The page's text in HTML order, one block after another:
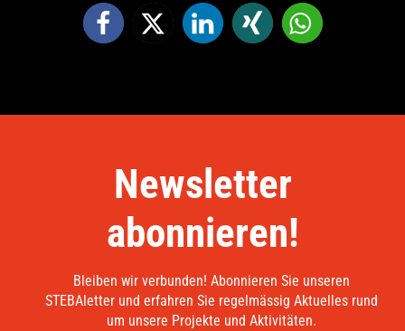
Newsletter
abonnieren!
Bleiben wir verbunden! Abonnieren Sie unseren
STEBAletter und erfahren Sie regelmässig Aktuelles rund
um unsere Projekte und Aktivitäten.